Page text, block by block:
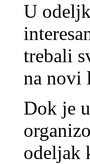
U
trebali
na novi
Dok je
odeljak